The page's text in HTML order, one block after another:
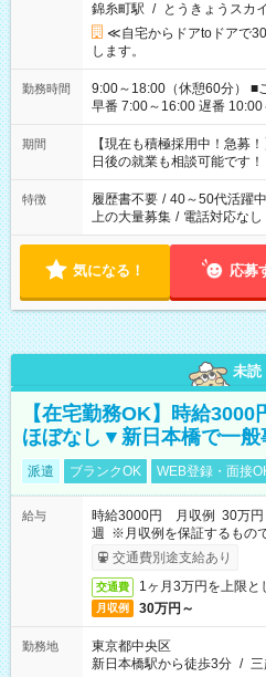
錦糸町駅 / とうきょうスカ
≪自宅からドアtoドアで
します。
勤務時間
9:00～18:00（休憩60分） ■ご希望があれば下記シフトもOK！
早番 7:00～16:00 遅番 10:00～19:00 「家族と休
い」 「余裕を持って夕飯の
たくない」 など、ご希望を教えてく
の方へ 今ご覧のお仕事で希
の勤務時間。 合計で週40時
期間
【現在も積極採用中！急募
日後の就業も相談可能です！
特徴 履歴書不要 / 40～50代活躍中
上の大量募集 / 電話対応なし
気になる！ 応募
未読
【在宅勤務OK】時給
ほぼなし▼新日本橋で一般
派遣 ブランクOK WEB登録・面接
給与
時給3000円 月収例 30万円
週 ※月収例を保証するもの
ービス利用可（利用条件有）
交通費別途支給あり
交通費 1ヶ月3万円を上限と
月収例 30万円～
勤務地
東京都中央区
新日本橋駅から徒歩3分 /